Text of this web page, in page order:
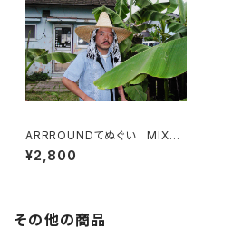
ARRROUNDてぬぐい MIXの
DLコード＋ステッカー付
¥2,800
その他の商品